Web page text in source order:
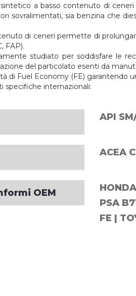
a basso contenuto di
sovralimentati, sia benzina che
di ceneri permette di
FAP).
studiato per soddisfare le
del particolato esenti da
di Fuel Economy (FE) garantendo
specifiche internazionali:
API
ACEA
OEM
PSA
FE |